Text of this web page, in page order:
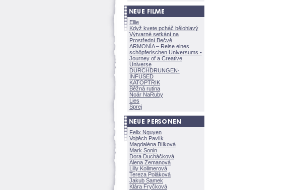
Ellie
Když kvete pcháč bělohlavý
Výtvarné setkání na
Prostřední Bečvě
ARMONÍA – Reise eines
schöpferischen Universums •
Journey of a Creative
Universe
DURCHDRUNGEN·
INFUSED
KATOPTRIK
Běžná rutina
Noár NaRuby
Lies
Sprej
Felix Nguyen
Vojtěch Pavlík
Magdaléna Bílkov
Mark Sonin
Dora Ducháčkov
Alena Zemanov
Lilly Kollmerov
Tereza Polákov
Jakub Samek
Klára Fryčkov